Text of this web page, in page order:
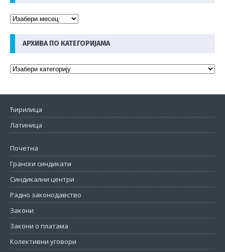
АРХИВА ПО КАТЕГОРИЈАМА
Ћирилица
Латиница
Почетна
Грански синдикати
Синдикални центри
Радно законодавство
Закони
Закони о платама
Колективни уговори